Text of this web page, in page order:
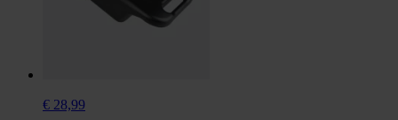
€ 28,99